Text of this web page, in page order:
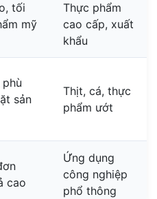
tối
mỹ
Thực phẩm
cao cấp, xuất
khẩu
sản
Thịt, cá, thực
phẩm ướt
cao
Ứng dụng
công nghiệp
phổ thông